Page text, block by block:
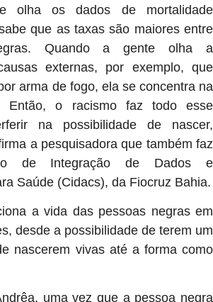
olha os dados de mortalidade
que as taxas são maiores entre
Quando a gente olha a
externas, por exemplo, que
arma de fogo, ela se concentra na
Então, o racismo faz todo esse
na possibilidade de nascer,
a pesquisadora que também faz
de Integração de Dados e
Saúde (Cidacs), da Fiocruz Bahia.
a vida das pessoas negras em
desde a possibilidade de terem um
nascerem vivas até a forma como
uma vez que a pessoa negra